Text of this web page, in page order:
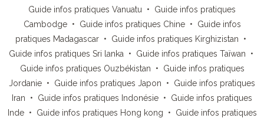
Guide infos pratiques Vanuatu • Guide infos pratiques
Cambodge• Guide infos pratiques Chine• Guide infos
pratiques Madagascar • Guide infos pratiques Kirghizistan •
Guide infos pratiques Sri lanka • Guide infos pratiques Taïwan •
Guide infos pratiques Ouzbékistan • Guide infos pratiques
Jordanie • Guide infos pratiques Japon • Guide infos pratiques
Iran • Guide infos pratiques Indonésie • Guide infos pratiques
Inde• Guide infos pratiques Hong kong • Guide infos pratiques